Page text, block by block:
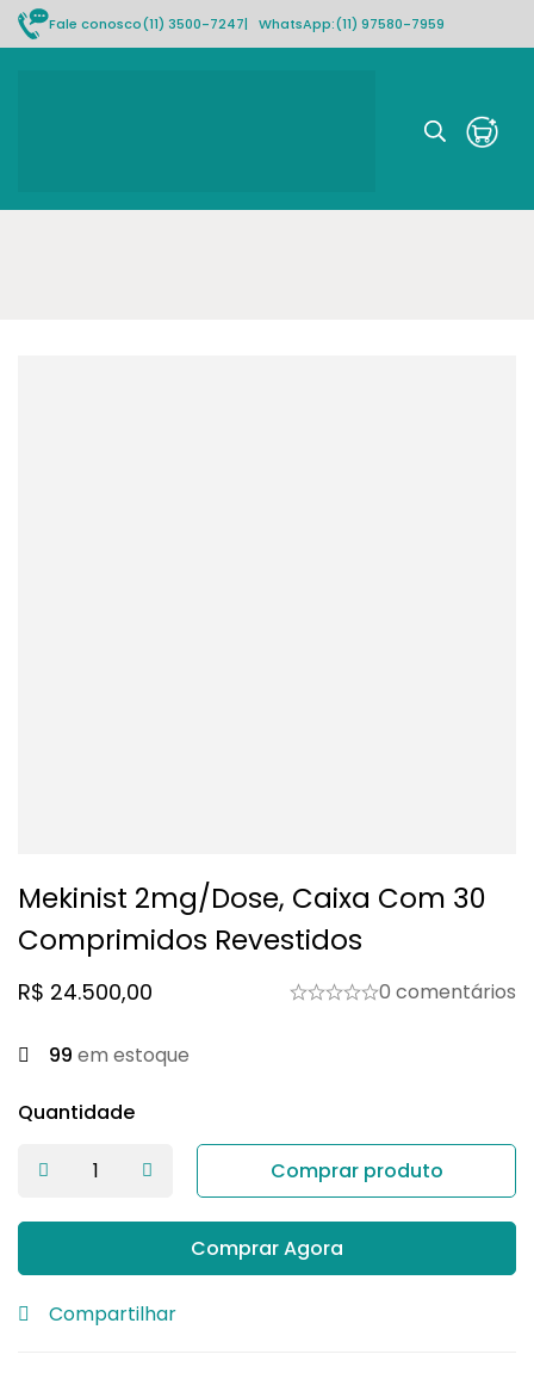
Fale conosco(11) 3500-7247| WhatsApp:(11) 97580-7959
Mekinist 2mg/dose, Caixa Com 30
Comprimidos Revestidos
R$ 24.500,00 0 comentários
99 em estoque
Quantidade
Comprar produto
Comprar Agora
Compartilhar